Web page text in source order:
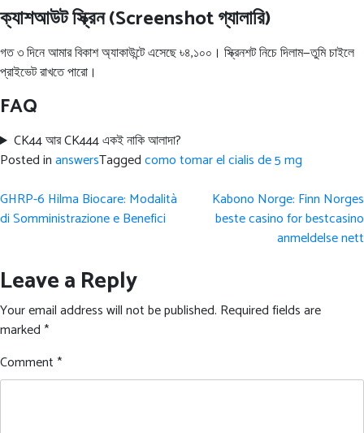
ক্যাশআউট স্ক্রিন (Screenshot গ্যালারি)
গত ৩ দিনে আমার বিকাশ অ্যাকাউন্টে এসেছে ৳৪,১০০। স্ক্রিনশট নিচে দিলাম—তুমি চাইলে
প্রাইভেট রাখতে পারো।
FAQ
CK44 আর CK444 একই নাকি আলাদা?
Posted inanswersTaggedcomo tomar el cialis de 5 mg
Post
navigation
GHRP-6 Hilma Biocare: Modalità
di Somministrazione e Benefici
Kabono Norge: Finn Norges
beste casino for bestcasino
anmeldelse nett
Leave a Reply
Your email address will not be published. Required fields are
marked*
Comment*